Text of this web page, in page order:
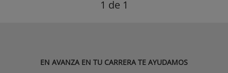
1 de 1
EN AVANZA EN TU CARRERA TE AYUDAMOS